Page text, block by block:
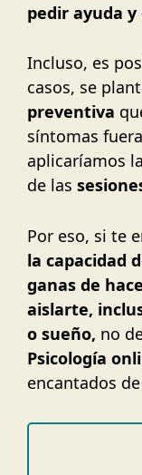
pedir ayuda
Incluso, es
casos, se
preventiva
síntomas
aplicaríamos
de las
Por eso, si te
la capacidad
ganas de
aislarte,
o sueño, no
Psicología
encantados